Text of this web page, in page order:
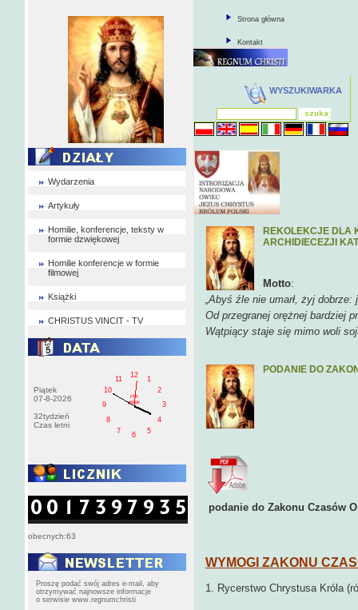
Wydarzenia
Artykuły
Homilie, konferencje, teksty w
formie dzwiękowej
Homilie konferencje w formie
filmowej
Książki
CHRISTUS VINCIT - TV
Piątek
07-8-2026
32tydzień
Czas letni
1
2
3
4
5
6
7
8
9
10
11
12
PM
pištek
obecnych:63
Proszę podać swój adres e-mail, aby
otrzymywać najnowsze informacje
o serwisie www.regnumchristi
Strona główna
Kontakt
WYSZUKIWARKA
REKOLEKCJE DLA
ARCHIDIECEZJI
Motto:
„Abyś źle nie umarł, żyj
Od przegranej orężnej bardziej
Wątpiący staje się mimo woli
PODANIE DO
podanie do Zakonu Czasów
WYMOGI ZAKONU
1. Rycerstwo Chrystusa Króla